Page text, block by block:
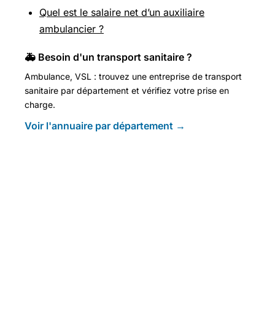
Quel est le salaire net d’un auxiliaire
ambulancier ?
🚑 Besoin d'un transport sanitaire ?
Ambulance, VSL : trouvez une entreprise de transport
sanitaire par département et vérifiez votre prise en
charge.
Voir l'annuaire par département →